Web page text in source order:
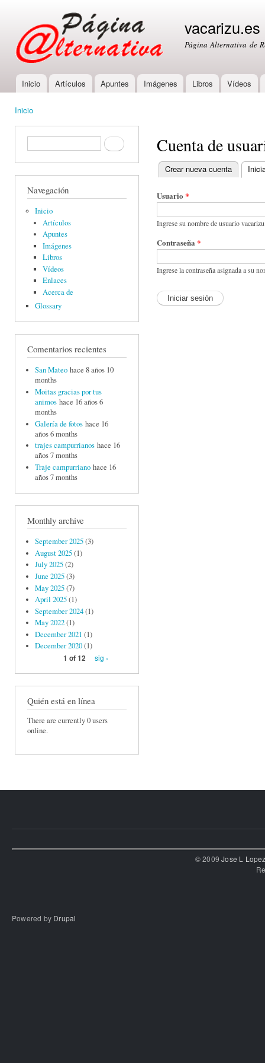
vacarizu.es
Página Alternativa de
Main menu
Inicio Artículos Apuntes Imágenes Libros Vídeos
Inicio
Formulario de búsquedaBuscar
Navegación
Inicio
Artículos
Apuntes
Imágenes
Libros
Vídeos
Enlaces
Acerca de
Glossary
Comentarios recientes
San Mateo hace 8 años 10
months
Moitas gracias por tus
animos hace 16 años 6
months
Galería de fotos hace 16
años 6 months
trajes campurrianos hace 16
años 7 months
Traje campurriano hace 16
años 7 months
Monthly archive
September 2025(3)
August 2025(1)
July 2025(2)
June 2025(3)
May 2025(7)
April 2025(1)
September 2024(1)
May 2022(1)
December 2021 (1)
December 2020(1)
1 of 12
sig ›
Quién está en línea
There are currently 0 users
online.
Cuenta de
Primary tabs
Crear nueva cuenta
Usuario *
Ingrese su nombre de usuario
Contraseña *
Ingrese la contraseña asignada a su
© 2009Jose L
Powered by Drupal